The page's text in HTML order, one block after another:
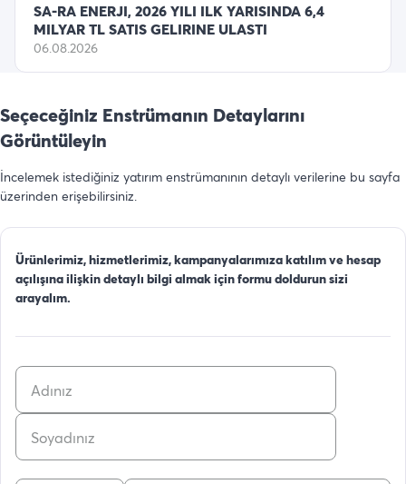
SA-RA ENERJI, 2026 YILI ILK YARISINDA 6,4
MILYAR TL SATIS GELIRINE ULASTI
06.08.2026
Seçeceğiniz Enstrümanın Detaylarını
Görüntüleyin
İncelemek istediğiniz yatırım enstrümanının detaylı verilerine bu sayfa
üzerinden erişebilirsiniz.
Ürünlerimiz, hizmetlerimiz, kampanyalarımıza katılım ve hesap
açılışına ilişkin detaylı bilgi almak için formu doldurun sizi
arayalım.